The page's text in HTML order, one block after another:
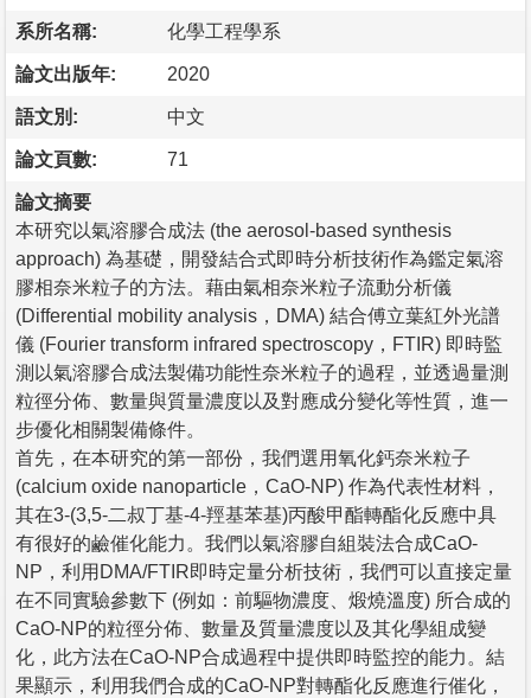
系所名稱: 化學工程學系
論文出版年: 2020
語文別: 中文
論文頁數: 71
論文摘要
本研究以氣溶膠合成法 (the aerosol-based synthesis
approach) 為基礎，開發結合式即時分析技術作為鑑定氣溶
膠相奈米粒子的方法。藉由氣相奈米粒子流動分析儀
(Differential mobility analysis，DMA) 結合傅立葉紅外光譜
儀 (Fourier transform infrared spectroscopy，FTIR) 即時監
測以氣溶膠合成法製備功能性奈米粒子的過程，並透過量測
粒徑分佈、數量與質量濃度以及對應成分變化等性質，進一
步優化相關製備條件。
首先，在本研究的第一部份，我們選用氧化鈣奈米粒子
(calcium oxide nanoparticle，CaO-NP) 作為代表性材料，
其在3-(3,5-二叔丁基-4-羥基苯基)丙酸甲酯轉酯化反應中具
有很好的鹼催化能力。我們以氣溶膠自組裝法合成CaO-
NP，利用DMA/FTIR即時定量分析技術，我們可以直接定量
在不同實驗參數下 (例如：前驅物濃度、煅燒溫度) 所合成的
CaO-NP的粒徑分佈、數量及質量濃度以及其化學組成變
化，此方法在CaO-NP合成過程中提供即時監控的能力。結
果顯示，利用我們合成的CaO-NP對轉酯化反應進行催化，